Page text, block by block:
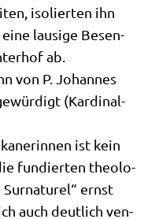
iso­lier­ten ihn
lau­si­ge Besen­
ab.
von P. Johan­nes
(Kar­di­nal­
ist kein
fun­dier­ten theo­lo­
Sur­na­tu­rel“ ernst
auch deut­lich ven­